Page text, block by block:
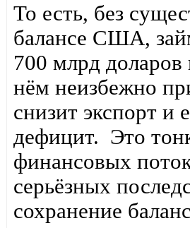
То есть, без
балансе США,
700 млрд
нём неизбежно
снизит экспорт и
дефицит. Это
финансовых
серьёзных
сохранение